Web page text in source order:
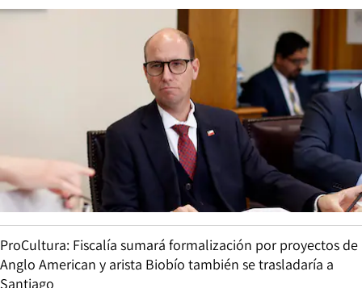
ProCultura: Fiscalía sumará formalización por proyectos de
Anglo American y arista Biobío también se trasladaría a
Santiago